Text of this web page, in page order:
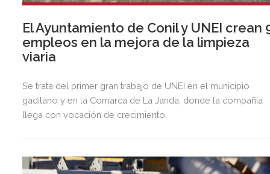
El Ayuntamiento de Conil y UNEI crean
empleos en la mejora de la limpieza
viaria
Se trata del primer gran trabajo de UNEI en el municipio
gaditano y en la Comarca de La Janda, donde la compañía
llega con vocación de crecimiento.